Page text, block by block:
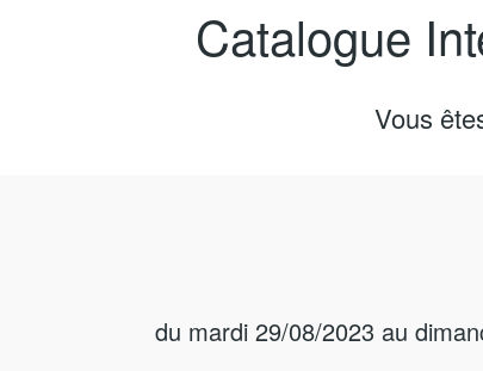
Catalogue
Vous
du mardi 29/08/2023 au